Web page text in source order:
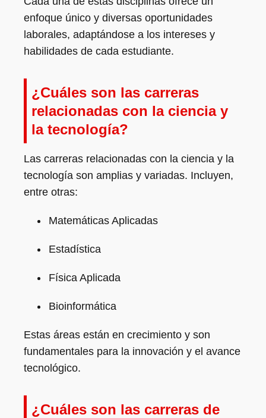
enfoque único y diversas oportunidades
laborales, adaptándose a los intereses y
habilidades de cada estudiante.
¿Cuáles son las carreras
relacionadas con la ciencia y
la tecnología?
Las carreras relacionadas con la ciencia y la
tecnología son amplias y variadas. Incluyen,
entre otras:
Matemáticas Aplicadas
Estadística
Física Aplicada
Bioinformática
Estas áreas están en crecimiento y son
fundamentales para la innovación y el avance
tecnológico.
¿Cuáles son las carreras de